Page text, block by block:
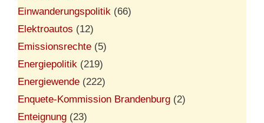
Einwanderungspolitik (66)
Elektroautos (12)
Emissionsrechte (5)
Energiepolitik (219)
Energiewende (222)
Enquete-Kommission Brandenburg (2)
Enteignung (23)